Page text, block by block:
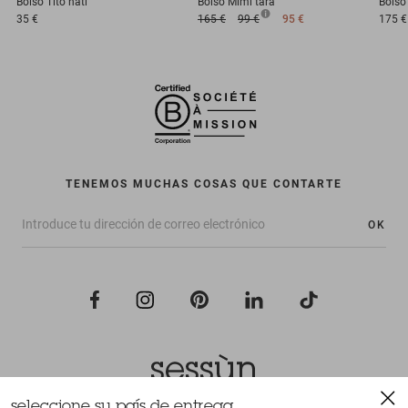
35 €
165 €
99 € 95 €
175 €
TENEMOS MUCHAS COSAS QUE CONTARTE
OK